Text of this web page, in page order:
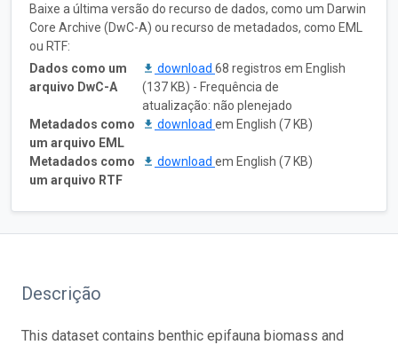
Baixe a última versão do recurso de dados, como um Darwin
Core Archive (DwC-A) ou recurso de metadados, como EML
ou RTF:
Dados como um
arquivo DwC-A
download 68 registros em English
(137 KB) - Frequência de
atualização: não plenejado
Metadados como
um arquivo EML
download em English (7 KB)
Metadados como
um arquivo RTF
download em English (7 KB)
Descrição
This dataset contains benthic epifauna biomass and